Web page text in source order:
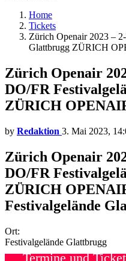
Home
Tickets
Zürich Openair 2023 –
Glattbrugg ZÜRICH
Zürich Openair
DO/FR
ZÜRICH
by Redaktion 3. Mai 2023,
Zürich Openair
DO/FR
ZÜRICH
Festivalgelände
Ort:
Festivalgelände Glattbrugg
Termine und